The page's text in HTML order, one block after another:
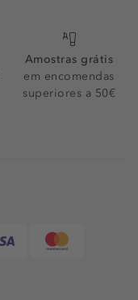
Amostras grátis
em encomendas
superiores a 50€